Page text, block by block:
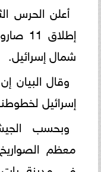
أعلن الحرس
شمال إسرائيل.
وقال البيان
إسرائيل
وبحسب
معظم